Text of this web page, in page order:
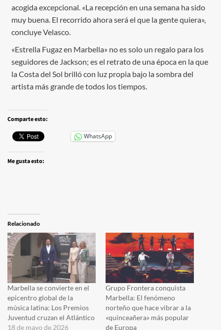
acogida excepcional. «La recepción en una semana ha sido
muy buena. El recorrido ahora será el que la gente quiera»,
concluye Velasco.
«Estrella Fugaz en Marbella» no es solo un regalo para los
seguidores de Jackson; es el retrato de una época en la que
la Costa del Sol brilló con luz propia bajo la sombra del
artista más grande de todos los tiempos.
Comparte esto:
WhatsApp
Me gusta esto:
Relacionado
Marbella se convierte en el
epicentro global de la
música latina: Los Premios
Juventud cruzan el Atlántico
18 de mayo de 2026
Grupo Frontera conquista
Marbella: El fenómeno
norteño que hace vibrar a la
«quinceañera» más popular
de Europa